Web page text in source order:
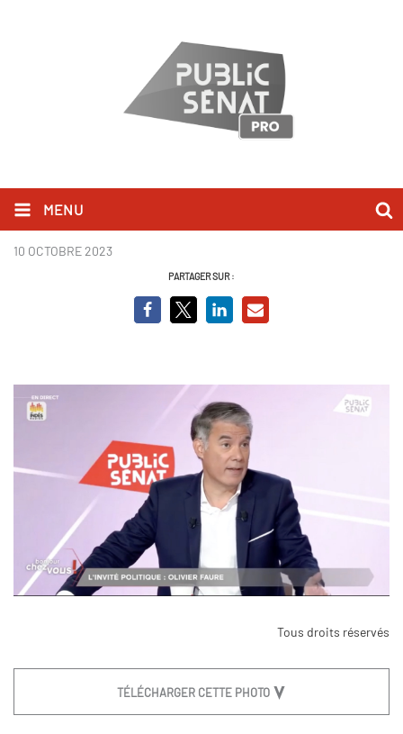
MENU
Olivier Faure - BCVO
10 OCTOBRE 2023
PARTAGER SUR :
Tous droits réservés
TÉLÉCHARGER CETTE PHOTO